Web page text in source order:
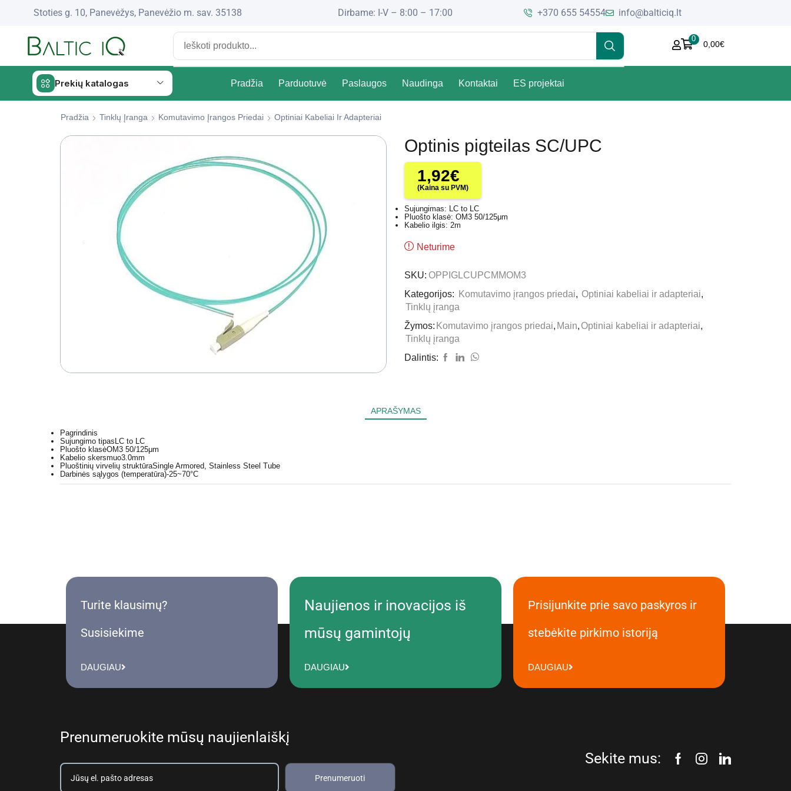
Stoties g. 10, Panevėžys, Panevėžio m. sav. 35138 Dirbame: I-V – 8:00 – 17:00 +370 655 54554 info@balticiq.lt
0
0,00€
Prekių katalogas Pradžia Parduotuvė Paslaugos Naudinga Kontaktai ES projektai
Pradžia Tinklų Įranga Komutavimo Įrangos Priedai Optiniai Kabeliai Ir Adapteriai
Optinis pigteilas SC/UPC
1,92€
(Kaina su PVM)
Sujungimas: LC to LC
Pluošto klasė: OM3 50/125μm
Kabelio ilgis: 2m
Neturime
SKU: OPPIGLCUPCMMOM3
Kategorijos:
Komutavimo įrangos priedai, Optiniai kabeliai ir adapteriai,
Tinklų įranga
Žymos: Komutavimo įrangos priedai, Main,Optiniai kabeliai ir adapteriai,
Tinklų įranga
Dalintis:
APRAŠYMAS
Pagrindinis
Sujungimo tipas LC to LC
Pluošto klasėOM3 50/125μm
Kabelio skersmuo3.0mm
Pluoštinių virvelių struktūraSingle Armored, Stainless Steel Tube
Darbinės sąlygos (temperatūra)-25~70°C
Turite klausimų?
Susisiekime
DAUGIAU
Naujienos ir inovacijos iš
mūsų gamintojų
DAUGIAU
Prisijunkite prie savo paskyros ir
stebėkite pirkimo istoriją
DAUGIAU
Prenumeruokite mūsų naujienlaiškį
Prenumeruoti
Sekite mus: